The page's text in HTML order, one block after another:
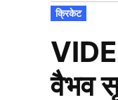
POSTED
IN
क्रिकेट
वैभव